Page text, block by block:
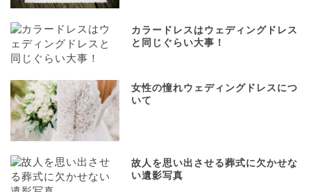
カラードレスはウェディングドレス
と同じぐらい大事！
女性の憧れウェディングドレスにつ
いて
故人を思い出させる葬式に欠かせな
い遺影写真